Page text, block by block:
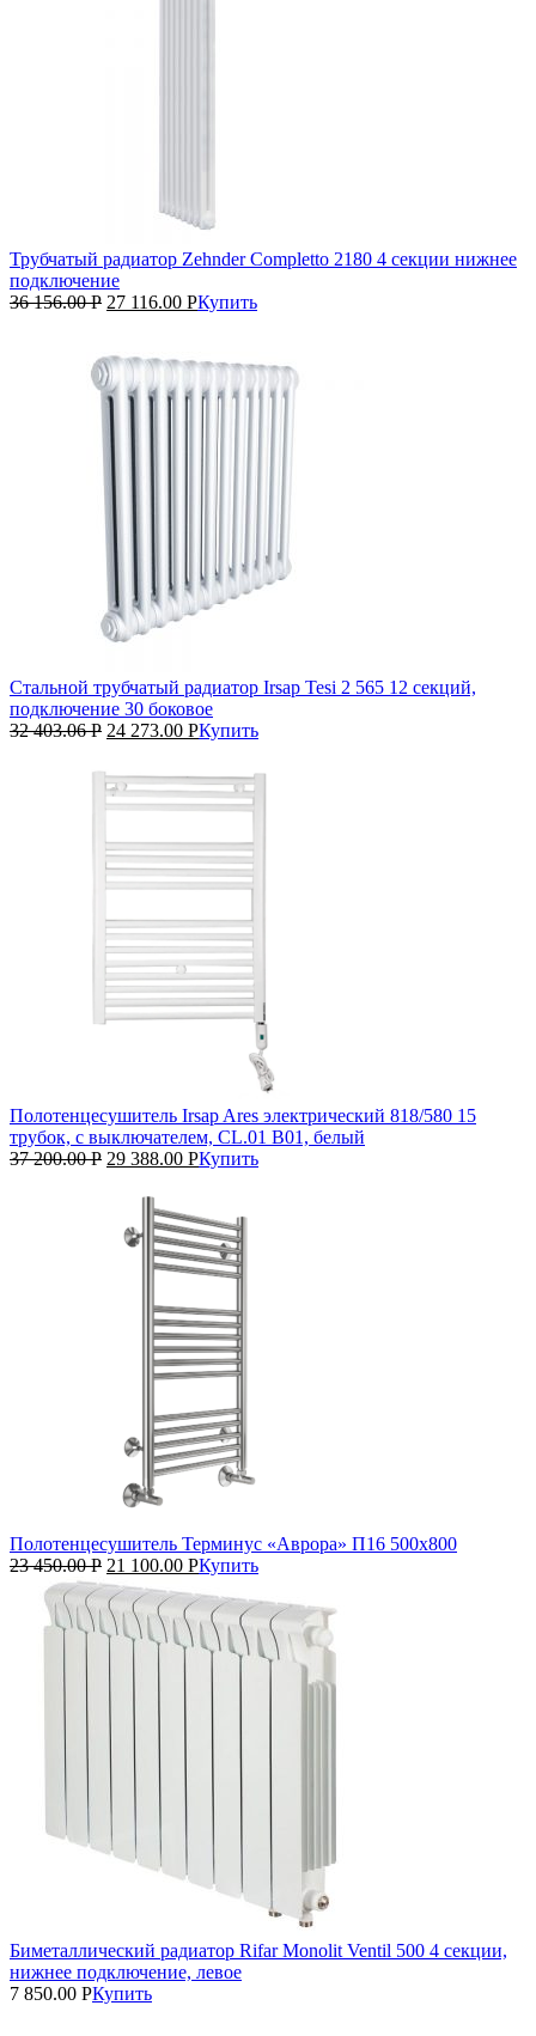
Трубчатый радиатор Zehnder Completto 2180 4 секции нижнее
подключение
36 156.00Р 27 116.00 РКупить
Стальной трубчатый радиатор Irsap Tesi 2 565 12 секций,
подключение 30 боковое
32 403.06Р 24 273.00 РКупить
Полотенцесушитель Irsap Ares электрический 818/580 15
трубок, с выключателем, CL.01 B01, белый
37 200.00Р 29 388.00 РКупить
Полотенцесушитель Терминус «Аврора» П16 500х800
23 450.00Р 21 100.00 РКупить
Биметаллический радиатор Rifar Monolit Ventil 500 4 секции,
нижнее подключение, левое
7 850.00 РКупить